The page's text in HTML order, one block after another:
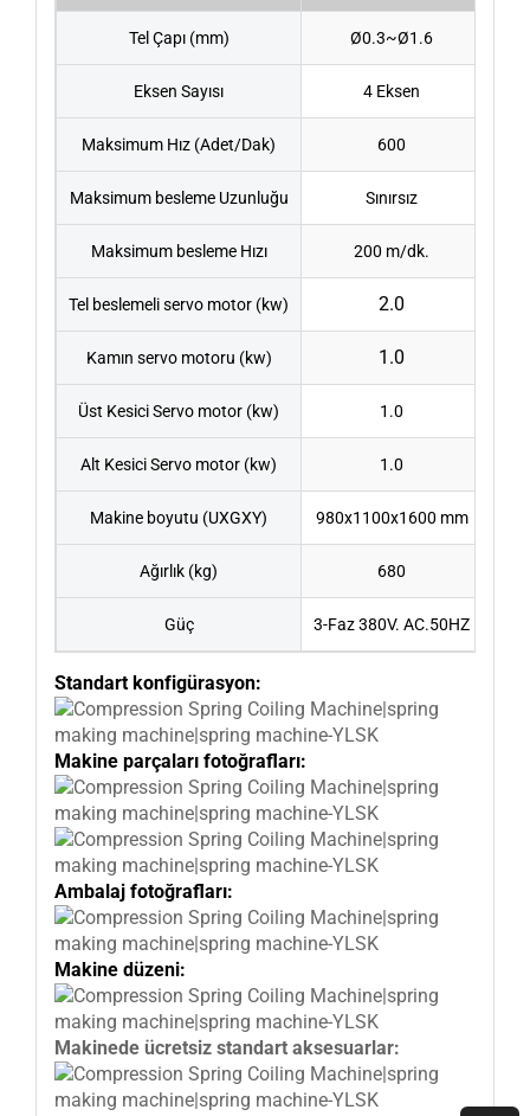
Tel Çapı (mm) Ø0.3~Ø1.6
Eksen Sayısı 4 Eksen
Maksimum Hız (Adet/Dak) 600
Maksimum besleme Uzunluğu Sınırsız
Maksimum besleme Hızı 200 m/dk.
Tel beslemeli servo motor (kw) 2.0
Kamın servo motoru (kw) 1.0
Üst Kesici Servo motor (kw) 1.0
Alt Kesici Servo motor (kw) 1.0
Makine boyutu (UXGXY) 980x1100x1600 mm
Ağırlık (kg) 680
Güç 3-Faz 380V. AC.50HZ
Standart konfigürasyon:
Makine parçaları fotoğrafları:
Ambalaj fotoğrafları:
Makine düzeni:
Makinede ücretsiz standart aksesuarlar: